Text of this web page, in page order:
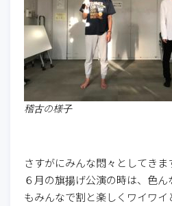
稽古の様子
さすがにみんな悶々としてきま
６月の旗揚げ公演の時は、色
もみんなで割と楽しくワイワイ